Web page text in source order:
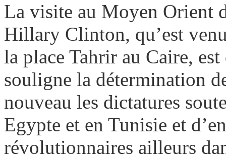
La visite au Moyen Orient
Hillary Clinton, qu’est
la place Tahrir au Caire,
souligne la détermination
nouveau les dictatures
Egypte et en Tunisie et
révolutionnaires ailleurs